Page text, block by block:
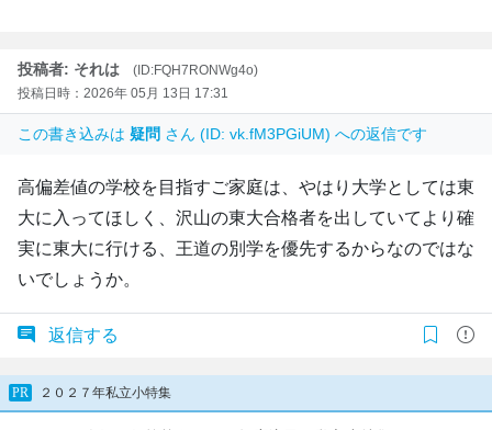
投稿者: それは
(ID:FQH7RONWg4o)
投稿日時：2026年 05月 13日 17:31
この書き込みは 疑問 さん (ID: vk.fM3PGiUM) への返信です
高偏差値の学校を目指すご家庭は、やはり大学としては東
大に入ってほしく、沢山の東大合格者を出していてより確
実に東大に行ける、王道の別学を優先するからなのではな
いでしょうか。
返信する